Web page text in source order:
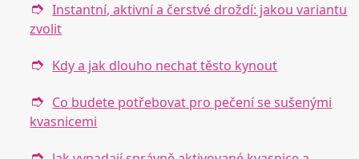
Instantní, aktivní a čerstvé droždí: jakou variantu
zvolit
Kdy a jak dlouho nechat těsto kynout
Co budete potřebovat pro pečení se sušenými
kvasnicemi